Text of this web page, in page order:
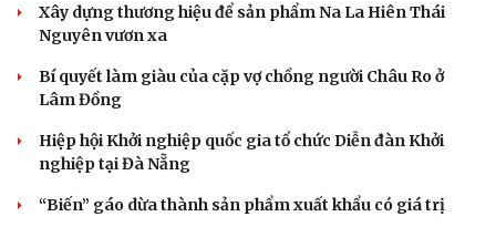
Xây dựng thương hiệu để sản phẩm Na La Hiên Thái
Nguyên vươn xa
Bí quyết làm giàu của cặp vợ chồng người Châu Ro ở
Lâm Đồng
Hiệp hội Khởi nghiệp quốc gia tổ chức Diễn đàn Khởi
nghiệp tại Đà Nẵng
“Biến” gáo dừa thành sản phẩm xuất khẩu có giá trị